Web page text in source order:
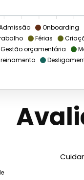
Onboarding
Férias
Gestão orçamentária